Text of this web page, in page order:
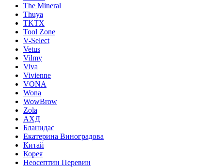
The Mineral
Thuya
TKTX
Tool Zone
V-Select
Vetus
Vilmy
Viva
Vivienne
VONA
Wona
WowBrow
Zola
АХД
Бланидас
Екатерина Виноградова
Китай
Корея
Неосептин Перевин